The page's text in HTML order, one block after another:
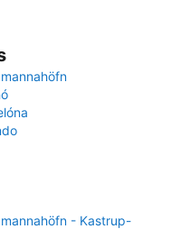
- Kastrup-